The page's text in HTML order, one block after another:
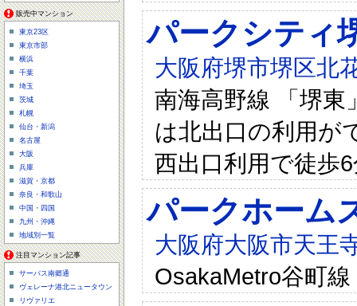
パークシティ
大阪府堺市堺区北
南海高野線 「堺
は北出口の利用が
西出口利用で徒歩
パークホーム
大阪府大阪市天王
OsakaMetro谷町
販売中マンション
東京23区
東京市部
横浜
千葉
埼玉
茨城
札幌
仙台・新潟
名古屋
大阪
兵庫
滋賀・京都
奈良・和歌山
中国・四国
九州・沖縄
地域別一覧
注目マンション記事
サーパス南郷通
ヴェレーナ港北ニュータウン
リヴァリエ